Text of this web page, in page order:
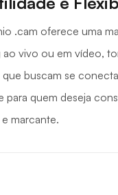
.cam oferece uma
ao vivo ou em vídeo,
que buscam se
para quem deseja
marcante.